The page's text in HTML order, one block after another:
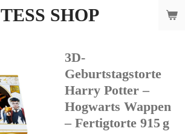
TESS SHOP
3D-
Geburtstagstorte
Harry Potter –
Hogwarts Wappen
– Fertigtorte 915 g